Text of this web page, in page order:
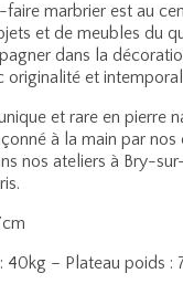
marbrier est au
et de meubles du
dans la
originalité et
et rare en pierre
à la main par
nos ateliers à Bry-
40kg – Plateau poids :